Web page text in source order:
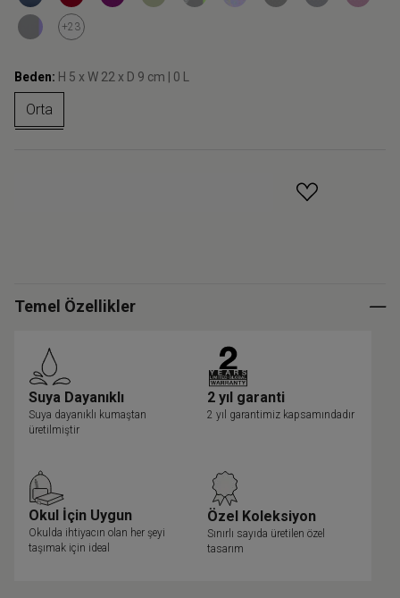
+23
Beden: H 5 x W 22 x D 9 cm | 0 L
Orta
Temel Özellikler
Suya Dayanıklı
Suya dayanıklı kumaştan
üretilmiştir
2 yıl garanti
2 yıl garantimiz kapsamındadır
Okul İçin Uygun
Okulda ihtiyacın olan her şeyi
taşımak için ideal
Özel Koleksiyon
Sınırlı sayıda üretilen özel
tasarım